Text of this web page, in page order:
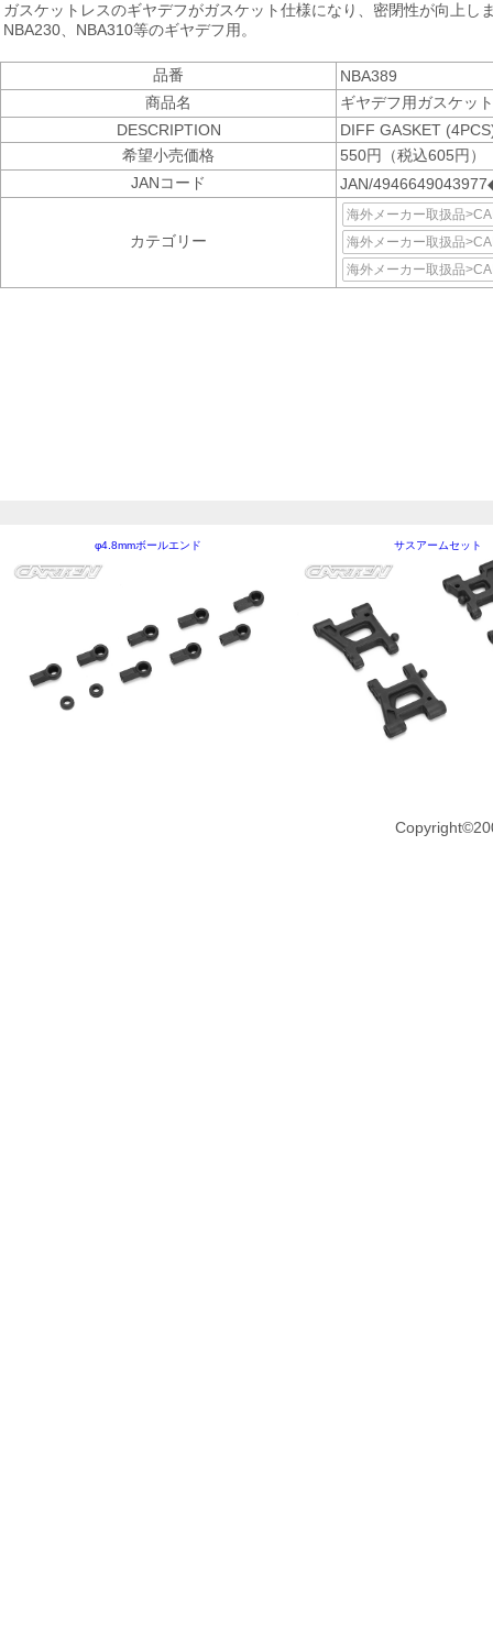
ガスケットレスのギヤデフがガスケット仕様になり、密閉性が向上し
NBA230、NBA310等のギヤデフ用。
品番
NBA389
商品名
ギヤデフ用ガスケット
DESCRIPTION
DIFF GASKET
希望小売価格
550円（税込605円）
JANコード
JAN/
カテゴリー
海外メーカー取扱品
海外メーカー取扱品
海外メーカー取扱品
φ4.8mmボールエンド サスアームセット